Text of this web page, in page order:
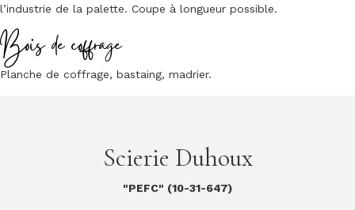
l’industrie de la palette. Coupe à longueur possible.
Bois de coffrage
Planche de coffrage, bastaing, madrier.
Scierie Duhoux
"PEFC" (10-31-647)